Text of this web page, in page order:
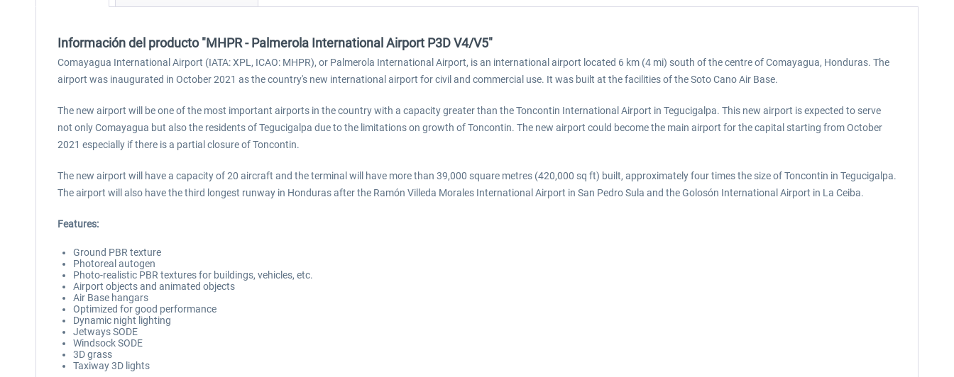
Información del producto "MHPR - Palmerola International Airport P3D V4/V5"
Comayagua International Airport (IATA: XPL, ICAO: MHPR), or Palmerola International Airport, is an international airport located 6 km (4 mi) south of the centre of Comayagua, Honduras. The
airport was inaugurated in October 2021 as the country's new international airport for civil and commercial use. It was built at the facilities of the Soto Cano Air Base.
The new airport will be one of the most important airports in the country with a capacity greater than the Toncontin International Airport in Tegucigalpa. This new airport is expected to serve
not only Comayagua but also the residents of Tegucigalpa due to the limitations on growth of Toncontin. The new airport could become the main airport for the capital starting from October
2021 especially if there is a partial closure of Toncontin.
The new airport will have a capacity of 20 aircraft and the terminal will have more than 39,000 square metres (420,000 sq ft) built, approximately four times the size of Toncontin in Tegucigalpa.
The airport will also have the third longest runway in Honduras after the Ramón Villeda Morales International Airport in San Pedro Sula and the Golosón International Airport in La Ceiba.
Features:
Ground PBR texture
Photoreal autogen
Photo-realistic PBR textures for buildings, vehicles, etc.
Airport objects and animated objects
Air Base hangars
Optimized for good performance
Dynamic night lighting
Jetways SODE
Windsock SODE
3D grass
Taxiway 3D lights